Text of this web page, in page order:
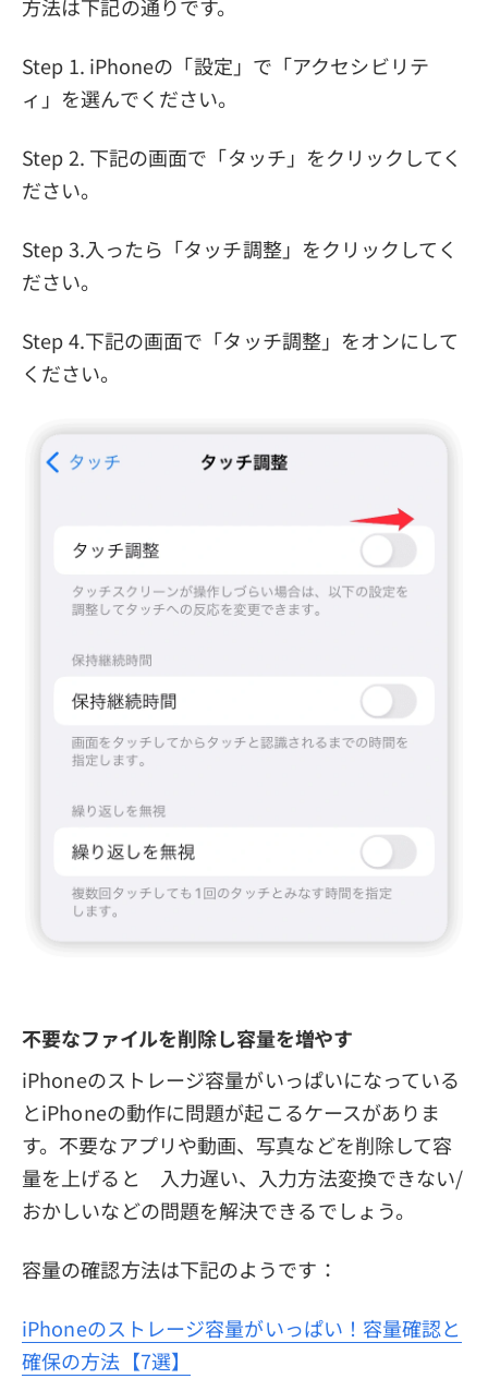
方法は下記の通りです。
Step 1. iPhoneの「設定」で「アクセシビリテ
ィ」を選んでください。
Step 2. 下記の画面で「タッチ」をクリックしてく
ださい。
Step 3.入ったら「タッチ調整」をクリックしてく
ださい。
Step 4.下記の画面で「タッチ調整」をオンにして
ください。
不要なファイルを削除し容量を増やす
iPhoneのストレージ容量がいっぱいになっている
とiPhoneの動作に問題が起こるケースがありま
す。不要なアプリや動画、写真などを削除して容
量を上げると 入力遅い、入力方法変換できない/
おかしいなどの問題を解決できるでしょう。
容量の確認方法は下記のようです：
iPhoneのストレージ容量がいっぱい！容量確認と
確保の方法【7選】